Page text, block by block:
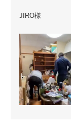
JIRO様